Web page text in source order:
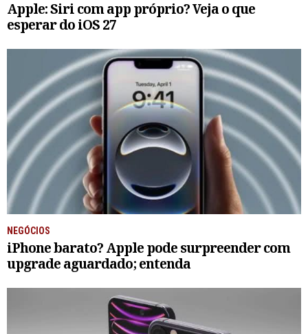
Apple: Siri com app próprio? Veja o que
esperar do iOS 27
NEGÓCIOS
iPhone barato? Apple pode surpreender com
upgrade aguardado; entenda